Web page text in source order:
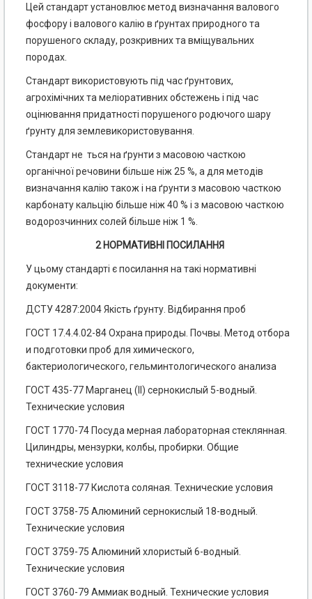
Цей стандарт установлює метод визначання валового
фосфору і валового калію в ґрунтах при­родного та
порушеного складу, розкривних та вміщувальних
породах.
Стандарт використовують під час ґрунтових,
агрохімічних та меліоративних обстежень і під час
оцінювання придатності порушеного родючого шару
ґрунту для землевикористовування.
Стандарт не ться на ґрунти з масовою часткою
органічної речовини більше ніж 25 %, а для методів
визначання калію також і на ґрунти з масовою часткою
карбонату кальцію більше ніж 40 % і з масовою часткою
водорозчинних солей більше ніж 1 %.
2 НОРМАТИВНІ ПОСИЛАННЯ
У цьому стандарті є посилання на такі нормативні
документи:
ДСТУ 4287:2004 Якість ґрунту. Відбирання проб
ГОСТ 17.4.4.02-84 Охрана природы. Почвы. Метод отбора
и подготовки проб для химического,
бактериологического, гельминтологического анализа
ГОСТ 435-77 Марганец (II) сернокислый 5-водный.
Технические условия
ГОСТ 1770-74 Посуда мерная лабораторная стеклянная.
Цилиндры, мензурки, колбы, пробирки. Общие
технические условия
ГОСТ 3118-77 Кислота соляная. Технические условия
ГОСТ 3758-75 Алюминий сернокислый 18-водный.
Технические условия
ГОСТ 3759-75 Алюминий хлористый 6-водный.
Технические условия
ГОСТ 3760-79 Аммиак водный. Технические условия